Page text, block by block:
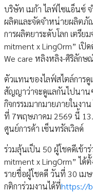
บริษัท เมก้า ไลฟ์ไซแอ็นซ์
ผลิตและจัดจำหน่ายผลิตภั
การผลิตยาระดับโลก เตรีย
mitment x LingOrm” เปิ
We care หลิงหลิง-ศิริลัก
ตัวแทนของไลฟ์สไตล์การ
สัญญาว่าจะดูแลกันไปนาน
กิจกรรมมากมายภายในงา
ที่ 7พฤษภาคม 2569 นี้
ศูนย์การค้า เซ็นทรัลเวิลด์
ร่วมลุ้นเป็น 50 ผู้โชคดีเข้า
mitment x LingOrm” ได้
รายชื่อผู้โชคดี วันที่ 30 เม
กติการ่วมงานได้ที่https://